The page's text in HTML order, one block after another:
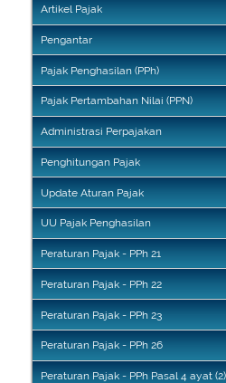
Artikel Pajak
Pengantar
Pajak Penghasilan (PPh)
Pajak Pertambahan Nilai (PPN)
Administrasi Perpajakan
Penghitungan Pajak
Update Aturan Pajak
UU Pajak Penghasilan
Peraturan Pajak - PPh 21
Peraturan Pajak - PPh 22
Peraturan Pajak - PPh 23
Peraturan Pajak - PPh 26
Peraturan Pajak - PPh Pasal 4 ayat (2)